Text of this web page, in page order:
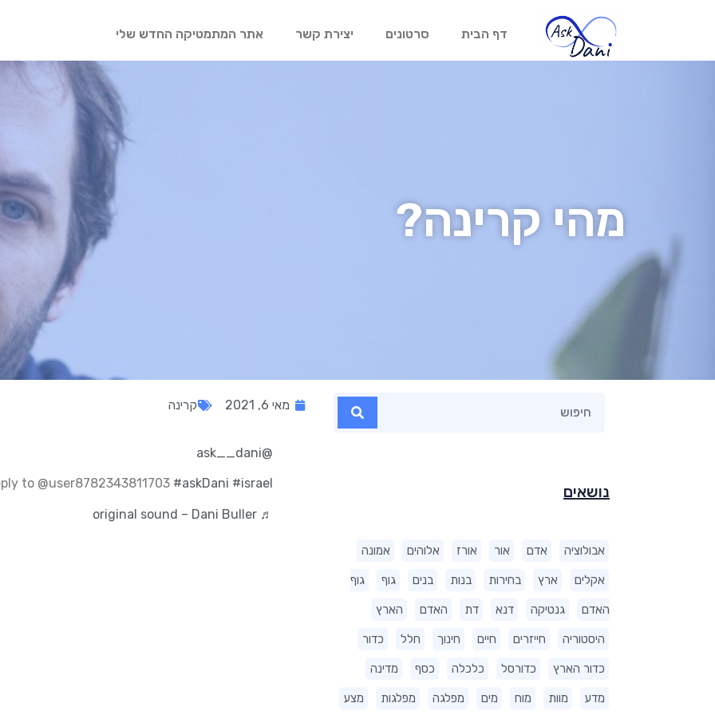
דף הבית סרטונים יצירת קשר אתר המתמטיקה החדש שלי
מהי קרינה?
נושאים
אבולוציה אדם אור אורז אלוהים אמונה
אקלים ארץ בחירות בנות בנים גוף גוף
האדם גנטיקה דנא דת האדם הארץ
היסטוריה חייזרים חיים חינוך חלל כדור
כדור הארץ כדורסל כלכלה כסף מדינה
מדע מוות מוח מים מפלגה מפלגות מצע
מאי 6, 2021 קרינה
@ask__dani
to @user8782343811703 #askDani #israel
♬ original sound – Dani Buller